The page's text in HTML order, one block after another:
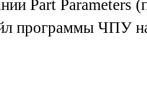
Part Parameters
программы ЧПУ